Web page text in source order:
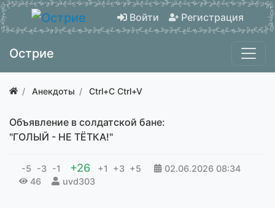
Войти Регистрация
Острие
Анекдоты Ctrl+C Ctrl+V
Объявление в солдатской бане:
"ГОЛЫЙ - НЕ ТЁТКА!"
-5 -3 -1 +26 +1 +3 +5 02.06.2026 08:34
46
uvd303